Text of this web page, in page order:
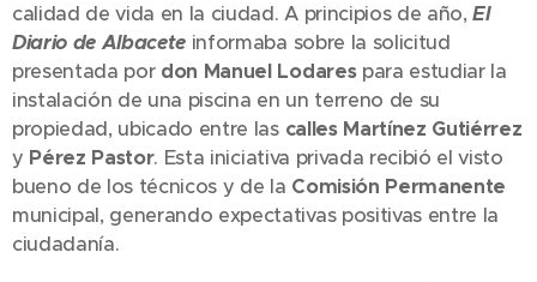
calidad de vida en la ciudad. A principios de año,El
Diario de Albacete informaba sobre la solicitud
presentada por don Manuel Lodarespara estudiar la
instalación de una piscina en un terreno de su
propiedad, ubicado entre las calles Martínez Gutiérrez
y Pérez Pastor. Esta iniciativa privada recibió el visto
bueno de los técnicos y de la Comisión Permanente
municipal, generando expectativas positivas entre la
ciudadanía.